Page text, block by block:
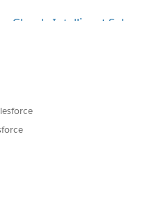
Cloud : Intelligent Sales